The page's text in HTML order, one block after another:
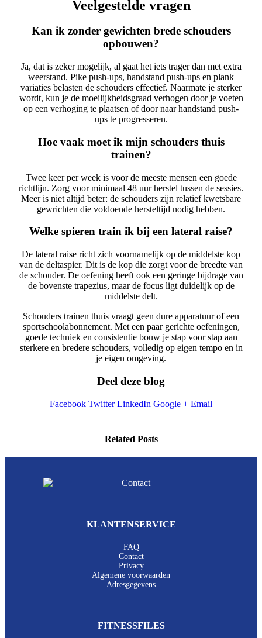
Veelgestelde vragen
Kan ik zonder gewichten brede schouders
opbouwen?
Ja, dat is zeker mogelijk, al gaat het iets trager dan met extra
weerstand. Pike push-ups, handstand push-ups en plank
variaties belasten de schouders effectief. Naarmate je sterker
wordt, kun je de moeilijkheidsgraad verhogen door je voeten
op een verhoging te plaatsen of door naar handstand push-
ups te progresseren.
Hoe vaak moet ik mijn schouders thuis
trainen?
Twee keer per week is voor de meeste mensen een goede
richtlijn. Zorg voor minimaal 48 uur herstel tussen de sessies.
Meer is niet altijd beter: de schouders zijn relatief kwetsbare
gewrichten die voldoende hersteltijd nodig hebben.
Welke spieren train ik bij een lateral raise?
De lateral raise richt zich voornamelijk op de middelste kop
van de deltaspier. Dit is de kop die zorgt voor de breedte van
de schouder. De oefening heeft ook een geringe bijdrage van
de bovenste trapezius, maar de focus ligt duidelijk op de
middelste delt.
Schouders trainen thuis vraagt geen dure apparatuur of een
sportschoolabonnement. Met een paar gerichte oefeningen,
goede techniek en consistentie bouw je stap voor stap aan
sterkere en bredere schouders, volledig op eigen tempo en in
je eigen omgeving.
Deel deze blog
Facebook Twitter LinkedIn Google + Email
Related Posts
KLANTENSERVICE
FAQ
Contact
Privacy
Algemene voorwaarden
Adresgegevens
FITNESSFILES